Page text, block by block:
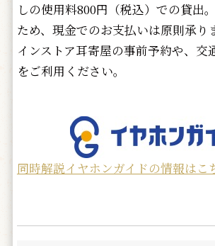
しの使用料800円（税込）での貸出
ため、現金でのお支払いは原則承り
インストア耳寄屋の事前予約や、交
をご利用ください。
同時解説イヤホンガイドの情報はこ